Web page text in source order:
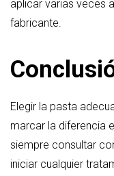
aplicar varias veces
fabricante.
Elegir la pasta
marcar la diferencia
siempre consultar
iniciar cualquier